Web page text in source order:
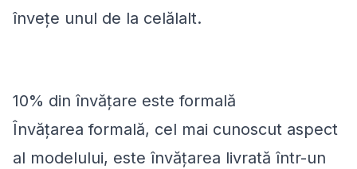
învețe unul de la celălalt.
10% din învățare este formală
Învățarea formală, cel mai cunoscut aspect
al modelului, este învățarea livrată într-un